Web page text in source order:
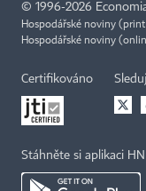
© 1996-2026
Hospodářské noviny
Hospodářské noviny
Certifikováno
Stáhněte si aplikaci HN